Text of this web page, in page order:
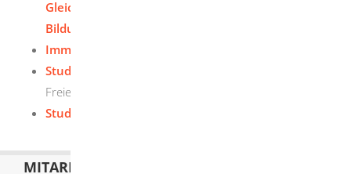
Gleichwertigkeit ausländischer
Bildungsnachweise
Immatrikulation - PH Schwäbisch Gmünd
Studienplatz-Broker
Freie Studienplätze für das kommende Semester
Studieren ohne Abitur - PH Schwäbisch Gmünd
MITARBEITERLISTE